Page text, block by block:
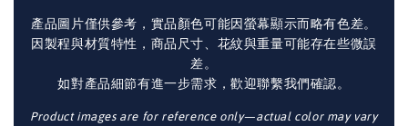
產品圖片僅供參考，實品顏色可能因螢幕顯示而略有色差。
因製程與材質特性，商品尺寸、花紋與重量可能存在些微誤
差。
如對產品細節有進一步需求，歡迎聯繫我們確認。
Product images are for reference only—actual color may vary